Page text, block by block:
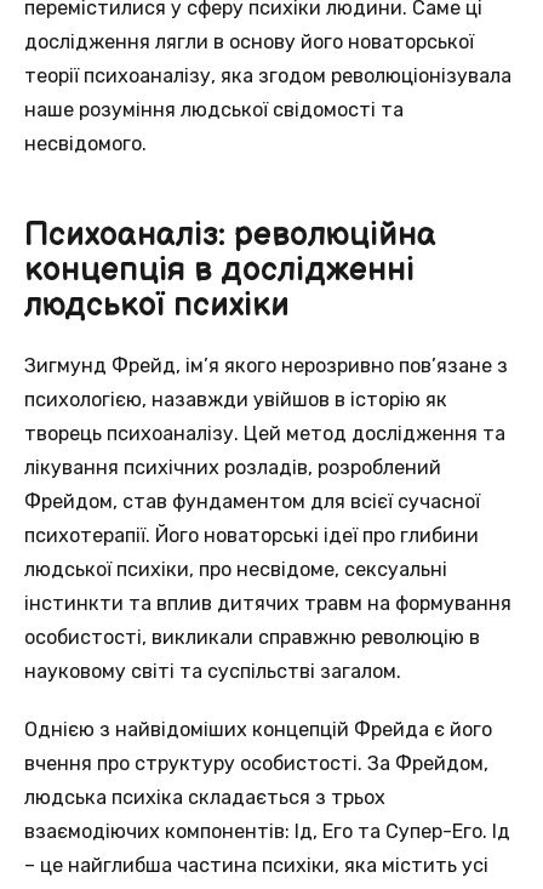
перемістилися у сферу психіки людини. Саме ці
дослідження лягли в основу його новаторської
теорії психоаналізу, яка згодом революціонізувала
наше розуміння людської свідомості та
несвідомого.
Психоаналіз: революційна
концепція в дослідженні
людської психіки
Зигмунд Фрейд, ім’я якого нерозривно пов’язане з
психологією, назавжди увійшов в історію як
творець психоаналізу. Цей метод дослідження та
лікування психічних розладів, розроблений
Фрейдом, став фундаментом для всієї сучасної
психотерапії. Його новаторські ідеї про глибини
людської психіки, про несвідоме, сексуальні
інстинкти та вплив дитячих травм на формування
особистості, викликали справжню революцію в
науковому світі та суспільстві загалом.
Однією з найвідоміших концепцій Фрейда є його
вчення про структуру особистості. За Фрейдом,
людська психіка складається з трьох
взаємодіючих компонентів: Ід, Его та Супер-Его. Ід
– це найглибша частина психіки, яка містить усі